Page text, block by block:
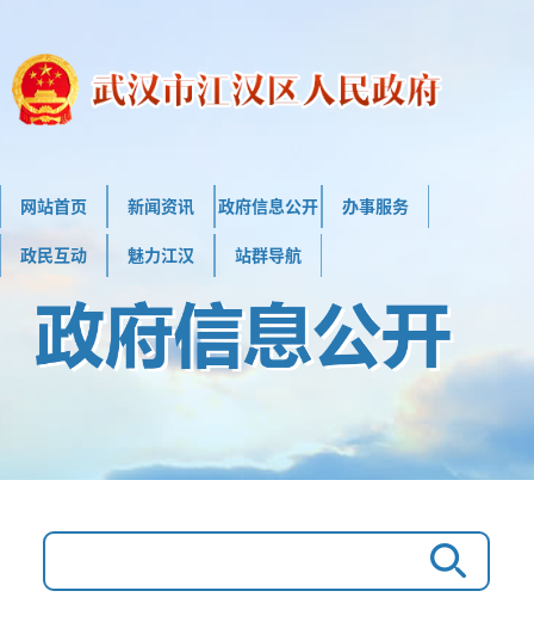
网站首页 新闻资讯 政府信息公开 办事服务
政民互动 魅力江汉 站群导航